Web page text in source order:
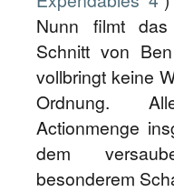
Nunn filmt
Schnitt von
vollbringt keine
Ordnung.
Actionmenge
dem
besonderem